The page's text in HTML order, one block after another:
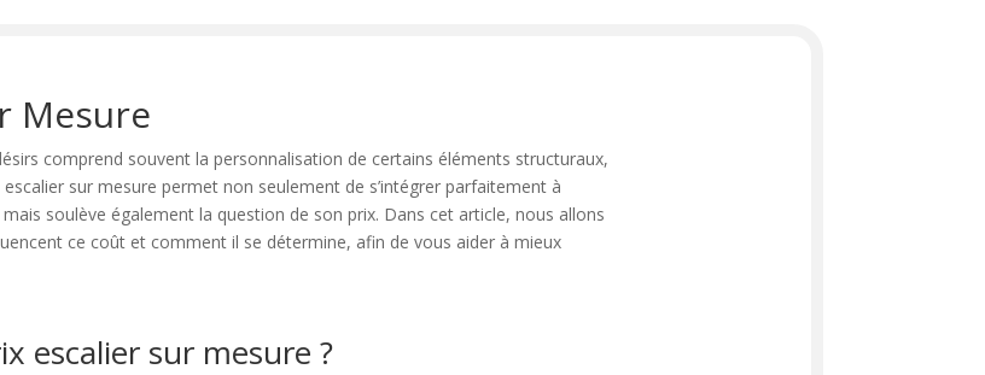
Mesure
comprend souvent la personnalisation de certains éléments structuraux,
escalier sur mesure permet non seulement de s’intégrer parfaitement à
mais soulève également la question de son prix. Dans cet article, nous allons
ce coût et comment il se détermine, afin de vous aider à mieux
escalier sur mesure ?